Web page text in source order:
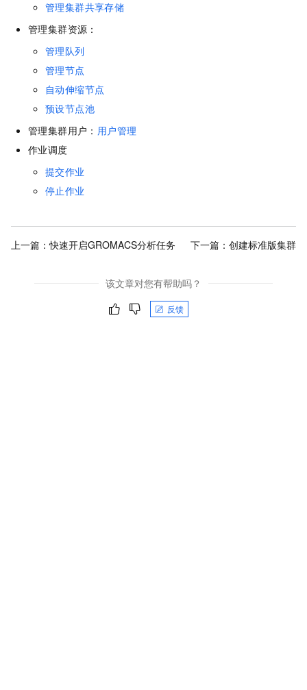
管理集群共享存储
管理集群资源：
管理队列
管理节点
自动伸缩节点
预设节点池
管理集群用户： 用户管理
作业调度
提交作业
停止作业
上一篇：快速开启GROMACS分析任务 下一篇： 创建标准版集群
该文章对您有帮助吗？
反馈